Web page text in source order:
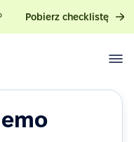
Pobierz checklistę